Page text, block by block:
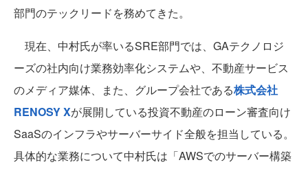
部門のテックリードを務めてきた。
現在、中村氏が率いるSRE部門では、GAテクノロジ
ーズの社内向け業務効率化システムや、不動産サービス
のメディア媒体、また、グループ会社である株式会社
RENOSY Xが展開している投資不動産のローン審査向け
SaaSのインフラやサーバーサイド全般を担当している。
具体的な業務について中村氏は「AWSでのサーバー構築